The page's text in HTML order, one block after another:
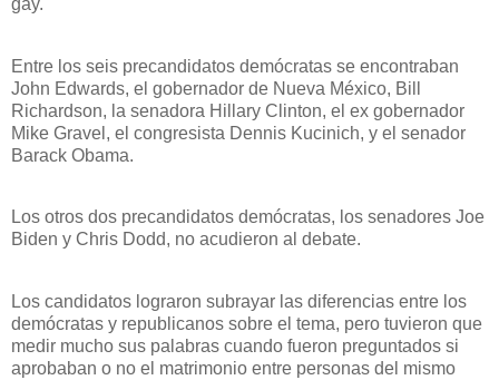
Entre los seis precandidatos demócratas se encontraban
John Edwards, el gobernador de Nueva México, Bill
Richardson, la senadora Hillary Clinton, el ex gobernador
Mike Gravel, el congresista Dennis Kucinich, y el senador
Barack Obama.
Los otros dos precandidatos demócratas, los senadores Joe
Biden y Chris Dodd, no acudieron al debate.
Los candidatos lograron subrayar las diferencias entre los
demócratas y republicanos sobre el tema, pero tuvieron que
medir mucho sus palabras cuando fueron preguntados si
aprobaban o no el matrimonio entre personas del mismo